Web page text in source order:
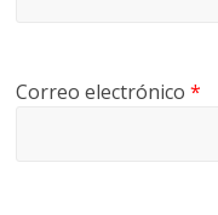
Correo electrónico*